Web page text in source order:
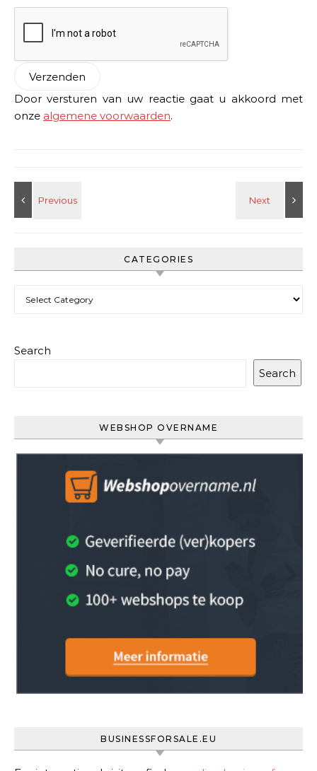
Door versturen van uw reactie gaat u akkoord met
onze algemene voorwaarden.
CATEGORIES
Search
Search
WEBSHOP OVERNAME
BUSINESSFORSALE.EU